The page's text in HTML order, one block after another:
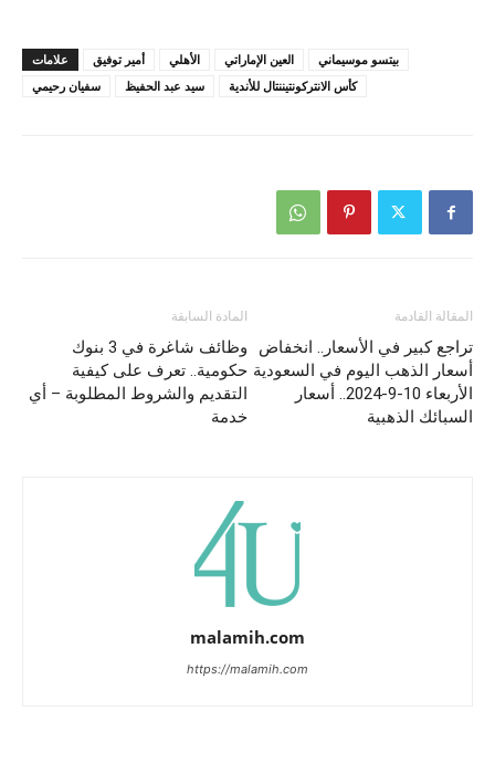
علامات أمير توفيق الأهلي العين الإماراتي
بيتسو موسيماني
سفيان رحيمي
سيد عبد الحفيظ كأس الانتركونتيننتال للأندية
المادة السابقة
وظائف شاغرة في 3 بنوك
حكومية.. تعرف على كيفية
التقديم والشروط المطلوبة – أي
خدمة
المقالة القادمة
تراجع كبير في الأسعار.. انخفاض
أسعار الذهب اليوم في السعودية
الأربعاء 10-9-2024.. أسعار
السبائك الذهبية
malamih.com
https://malamih.com